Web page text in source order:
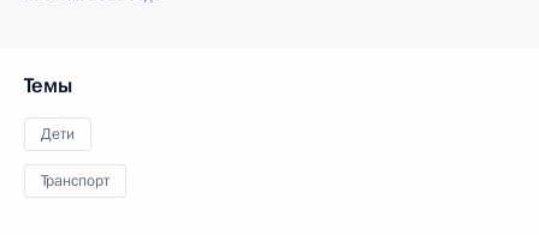
Темы
Дети
Транспорт